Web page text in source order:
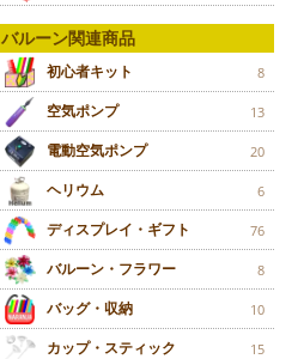
バルーン関連商品
初心者キット 8
空気ポンプ 13
電動空気ポンプ 20
ヘリウム 6
ディスプレイ・ギフト 76
バルーン・フラワー 8
バッグ・収納 10
カップ・スティック 15